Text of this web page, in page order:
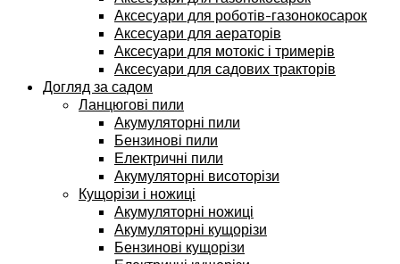
Аксесуари для роботів-газонокосарок
Аксесуари для аераторів
Аксесуари для мотокіс і тримерів
Аксесуари для садових тракторів
Догляд за садом
Ланцюгові пили
Акумуляторні пили
Бензинові пили
Електричні пили
Акумуляторні висоторізи
Кущорізи і ножиці
Акумуляторні ножиці
Акумуляторні кущорізи
Бензинові кущорізи